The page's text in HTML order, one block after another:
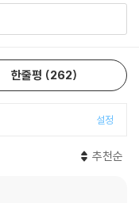
시 한 번은 경험하겠다. 그
감당하겠다. 이 모든 위
는 것 역시 감수하겠
일이 아니다. 그래서 철학
게 갖춘 사람만이 단기폭
본연의 가치를 믿고 투자
을 때 채 10년도 되지 않
은마아파트는 지난 40년
밖에 답이 없다는 생각이
다. 바로 삼성전자 주식
인 금액이다. 이것이 우량
한줄평 262
설정
추천순